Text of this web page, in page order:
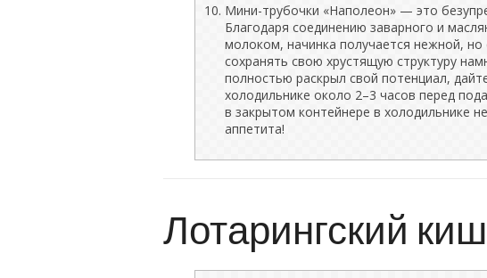
Мини-трубочки «Наполеон» — это
Благодаря соединению заварного и
молоком, начинка получается нежной,
сохранять свою хрустящую структуру
полностью раскрыл свой потенциал,
холодильнике около 2–3 часов перед
в закрытом контейнере в холодильнике
аппетита!
Лотарингский киш